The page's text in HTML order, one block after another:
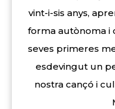
vint-i-sis anys,
forma autònoma i
seves primeres
esdevingut un
nostra cançó i